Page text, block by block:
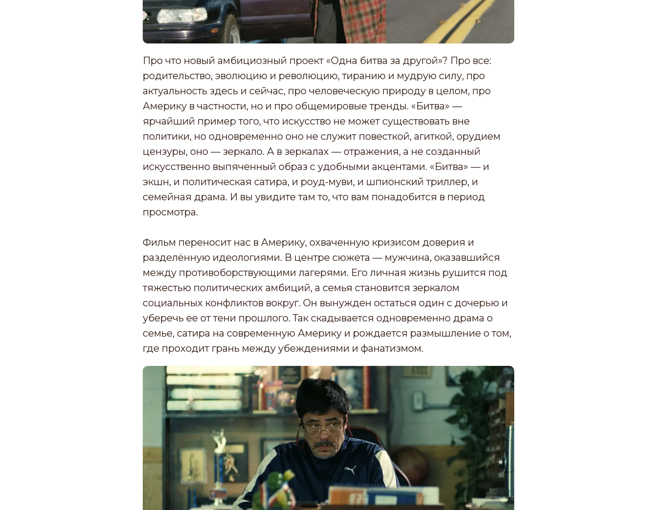
Про что новый амбициозный проект «Одна битва за другой»? Про все:
родительство, эволюцию и революцию, тиранию и мудрую силу, про
актуальность здесь и сейчас, про человеческую природу в целом, про
Америку в частности, но и про общемировые тренды. «Битва» —
ярчайший пример того, что искусство не может существовать вне
политики, но одновременно оно не служит повесткой, агиткой, орудием
цензуры, оно — зеркало. А в зеркалах — отражения, а не созданный
искусственно выпяченный образ с удобными акцентами. «Битва» — и
экшн, и политическая сатира, и роуд-муви, и шпионский триллер, и
семейная драма. И вы увидите там то, что вам понадобится в период
просмотра.
Фильм переносит нас в Америку, охваченную кризисом доверия и
разделённую идеологиями. В центре сюжета — мужчина, оказавшийся
между противоборствующими лагерями. Его личная жизнь рушится под
тяжестью политических амбиций, а семья становится зеркалом
социальных конфликтов вокруг. Он вынужден остаться один с дочерью и
уберечь ее от тени прошлого. Так скадывается одновременно драма о
семье, сатира на современную Америку и рождается размышление о том,
где проходит грань между убеждениями и фанатизмом.